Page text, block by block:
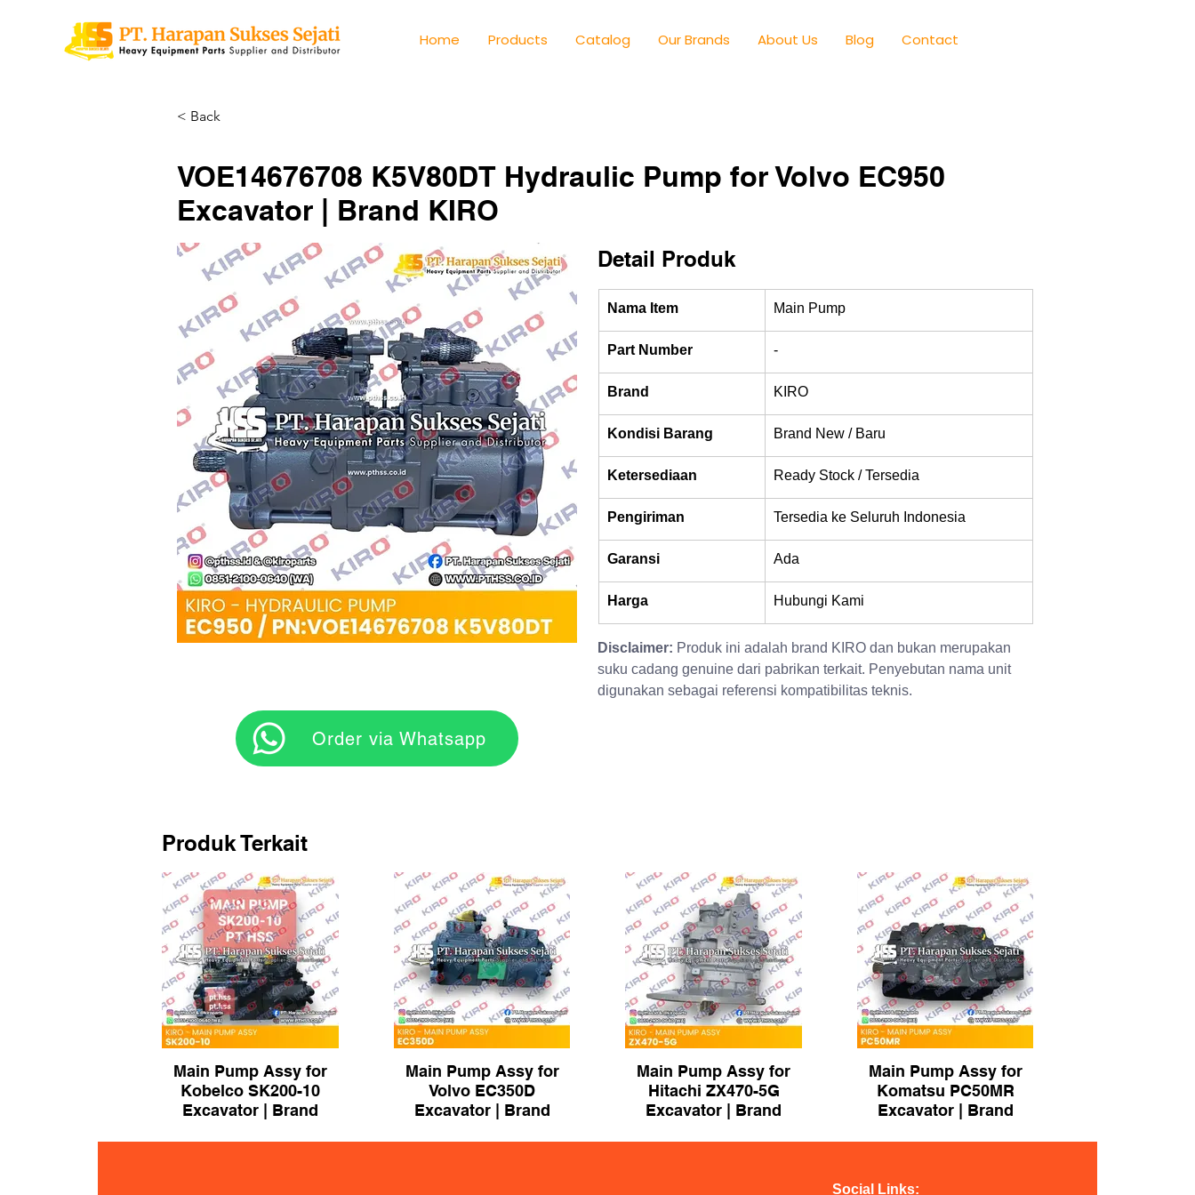
Home Products Catalog Our Brands About Us Blog Contact
< Back
VOE14676708 K5V80DT Hydraulic Pump for Volvo EC950
Excavator | Brand KIRO
Detail Produk
Nama Item Main Pump
Part Number -
Brand KIRO
Kondisi Barang Brand New / Baru
Ketersediaan Ready Stock / Tersedia
Pengiriman Tersedia ke Seluruh Indonesia
Garansi Ada
Harga Hubungi Kami
Disclaimer: Produk ini adalah brand KIRO dan bukan merupakan
suku cadang genuine dari pabrikan terkait. Penyebutan nama unit
digunakan sebagai referensi kompatibilitas teknis.
‎ ‎ ‎‎‎ ‎ ‎ ‎ ‎ Order via Whatsapp
Produk Terkait
Main Pump Assy for
Kobelco SK200-10
Excavator | Brand
Main Pump Assy for
Volvo EC350D
Excavator | Brand
Main Pump Assy for
Hitachi ZX470-5G
Excavator | Brand
Main Pump Assy for
Komatsu PC50MR
Excavator | Brand
Social Links: